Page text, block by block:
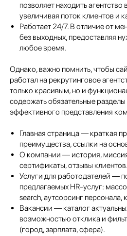
позволяет находить агентство
увеличивая поток клиентов и
Работает 24/7. В отличие от
без выходных, предоставляя
любое время.
Однако, важно помнить, чтобы
работал на рекрутинговое
только красивым, но и
содержать обязательные
эффективного представления
Главная страница — краткая
преимущества, ссылки на
О компании — история,
сертификаты, отзывы клиентов.
Услуги для работодателей —
предлагаемых HR-услуг:
search, аутсорсинг персонала,
Вакансии — каталог
возможностью отклика и
(город, зарплата, сфера).